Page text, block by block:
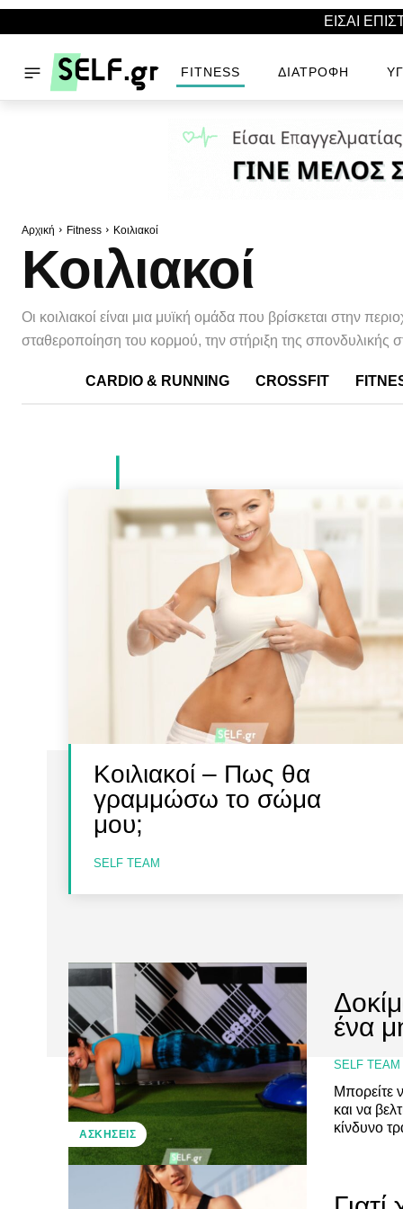
ΕΙΣΑΙ
FITNESS ΔΙΑΤΡΟΦΉ
Αρχική Fitness Κοιλιακοί
Κοιλιακοί
Οι κοιλιακοί είναι μια μυϊκή ομάδα που βρίσκεται στην
σταθεροποίηση του κορμού, την στήριξη της σπονδυλικής
CARDIO & RUNNING CROSSFIT
Κοιλιακοί – Πως θα
γραμμώσω το σώμα
μου;
SELF TEAM
ΑΣΚΉΣΕΙΣ
ένα
SELF TEAM
Μπορείτε
και να
κίνδυνο